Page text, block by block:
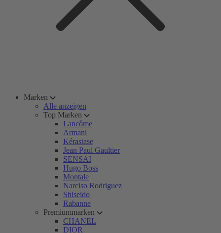
Marken
Alle anzeigen
Top Marken
Lancôme
Armani
Kérastase
Jean Paul Gaultier
SENSAI
Hugo Boss
Montale
Narciso Rodriguez
Shiseido
Rabanne
Premiummarken
CHANEL
DIOR